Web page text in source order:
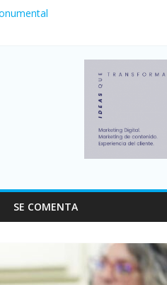
turístico: 4,6 millones de
bajó un 12,6% interanual
SE COMENTA